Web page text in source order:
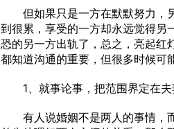
但如果只是一方在默默努力，另
到很累，享受的一方却永远觉得另
恐的另一方出轨了，总之，亮起红
都知道沟通的重要，但很多时候可
1、就事论事，把范围界定在夫
有人说婚姻不是两人的事情，而